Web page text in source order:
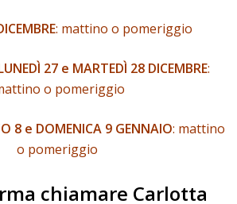
: mattino o pomeriggio
27 e MARTEDÌ 28 DICEMBRE:
o pomeriggio
8 e DOMENICA 9 GENNAIO: mattino
o pomeriggio
chiamare Carlotta